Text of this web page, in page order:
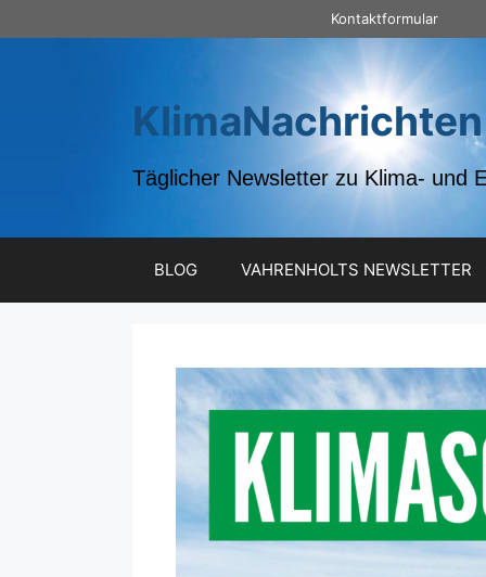
Inhalt
Kontaktformular
KlimaNachrichten
Täglicher Newsletter zu Klima- und
BLOG VAHRENHOLTS NEWSLETTER